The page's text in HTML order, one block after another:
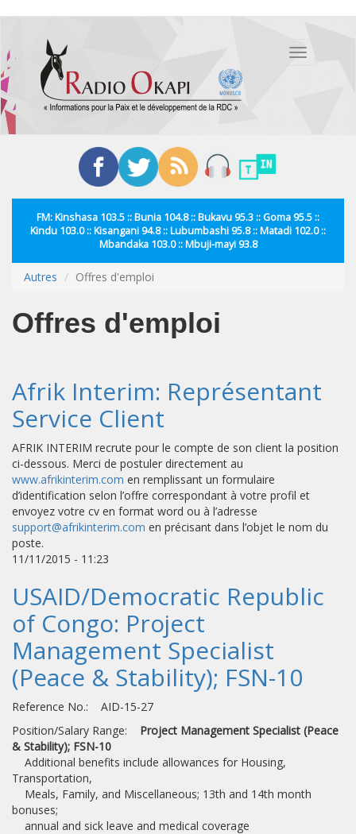
contenu
principal
Toggle
FM: Kinshasa 103.5 :: Bunia 104.8 :: Bukavu 95.3 :: Goma 95.5 ::
Kindu 103.0 :: Kisangani 94.8 :: Lubumbashi 95.8 :: Matadi 102.0 ::
Mbandaka 103.0 :: Mbuji-mayi 93.8
Autres Offres d'emploi
Offres d'emploi
Afrik Interim: Représentant
Service Client
AFRIK INTERIM recrute pour le compte de son client la position
ci-dessous. Merci de postuler directement au
www.afrikinterim.com en remplissant un formulaire
d’identification selon l’offre correspondant à votre profil et
envoyez votre cv en format word ou à l’adresse
support@afrikinterim.com en précisant dans l’objet le nom du
poste.
11/11/2015 - 11:23
USAID/Democratic Republic
of Congo: Project
Management Specialist
(Peace & Stability); FSN-10
Reference No.: AID-15-27
Position/Salary Range: Project Management Specialist (Peace
& Stability); FSN-10
Additional benefits include allowances for Housing,
Transportation,
Meals, Family, and Miscellaneous; 13th and 14th month
bonuses;
annual and sick leave and medical coverage